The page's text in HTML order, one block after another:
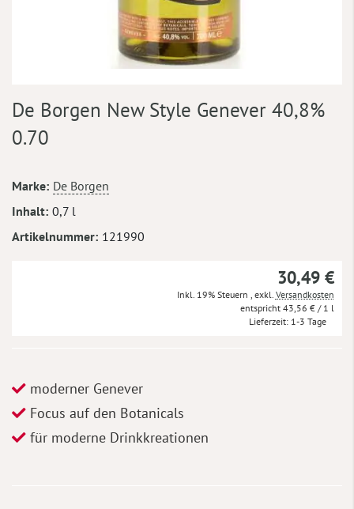
Anfang
der
Bildergalerie
De Borgen New Style Genever 40,8%
0.70
Mehr
Informationen
Marke De Borgen
Inhalt 0,7 l
Artikelnummer 121990
30,49 €
Inkl. 19% Steuern exkl. Versandkosten
43,56 € / 1 l
Lieferzeit 1-3 Tage
moderner Genever
Focus auf den Botanicals
für moderne Drinkkreationen